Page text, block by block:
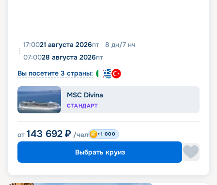
17:0021 августа 2026пт 8 дн/7 нч
07:0028 августа 2026пт
Вы посетите 3 страны:
MSC Divina
СТАНДАРТ
от 143 692 ₽ /чел +1 000
Выбрать круиз